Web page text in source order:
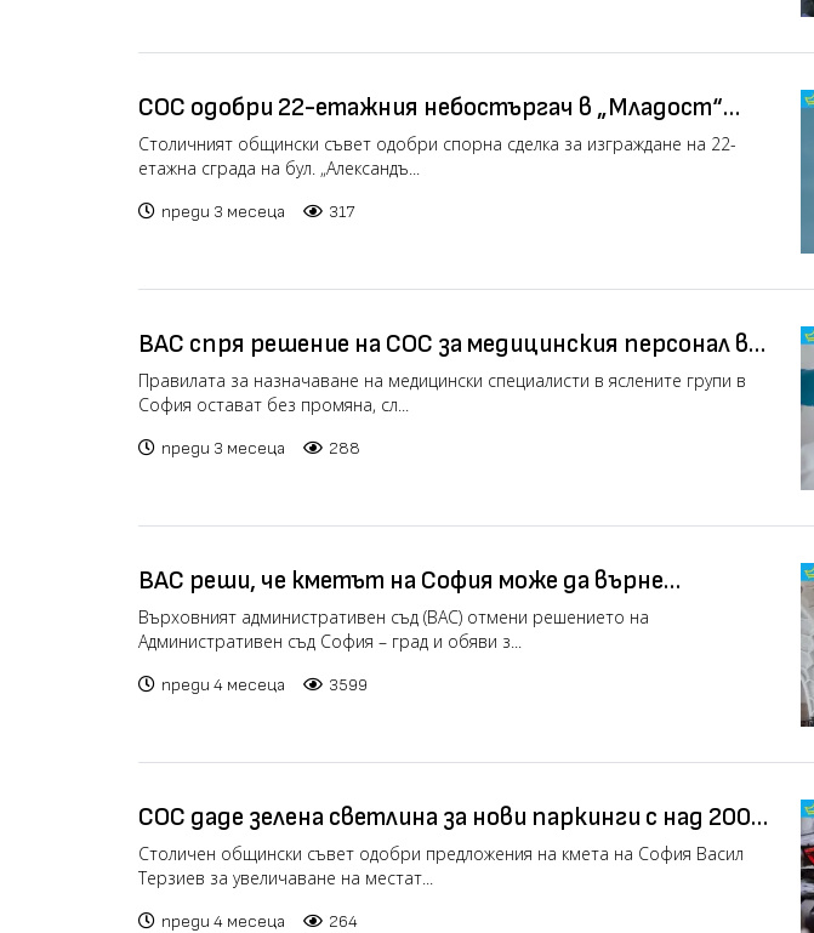
СОС одобри 22-етажния небостъргач в „Младост“
въпреки протестите (видео)
Столичният общински съвет одобри спорна сделка за изграждане на 22-
етажна сграда на бул. „Александъ...
преди 3 месеца 317
ВАС спря решение на СОС за медицинския персонал в
столичните ясли
Правилата за назначаване на медицински специалисти в яслените групи в
София остават без промяна, сл...
преди 3 месеца 288
ВАС реши, че кметът на София може да върне
процедурата за смяна на ръководствата на
общински дружества
Върховният административен съд (ВАС) отмени решението на
Административен съд София – град и обяви з...
преди 4 месеца 3599
СОС даде зелена светлина за нови паркинги с над 2000
места в София
Столичен общински съвет одобри предложения на кмета на София Васил
Терзиев за увеличаване на местат...
преди 4 месеца 264